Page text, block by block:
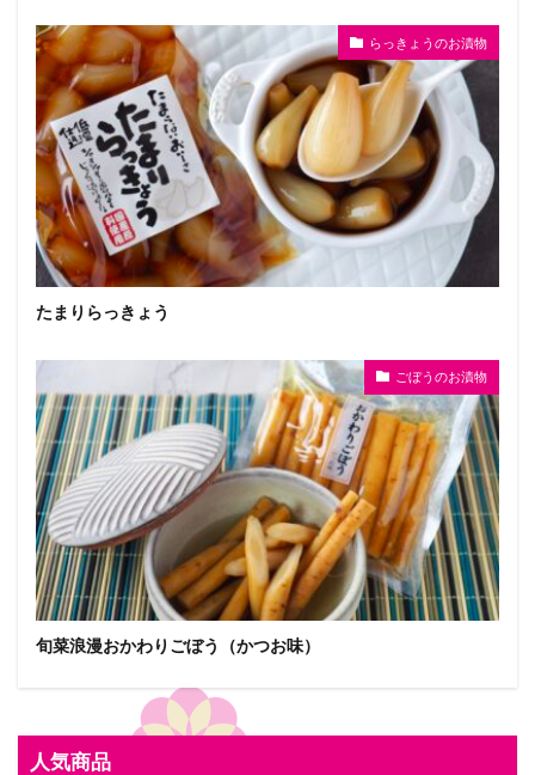
らっきょうのお漬物
たまりらっきょう
ごぼうのお漬物
旬菜浪漫おかわりごぼう（かつお味）
人気商品